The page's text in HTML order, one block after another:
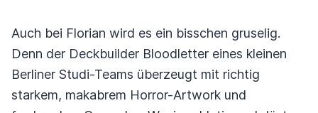
Auch bei Florian wird es ein bisschen gruselig.
Denn der Deckbuilder Bloodletter eines kleinen
Berliner Studi-Teams überzeugt mit richtig
starkem, makabrem Horror-Artwork und